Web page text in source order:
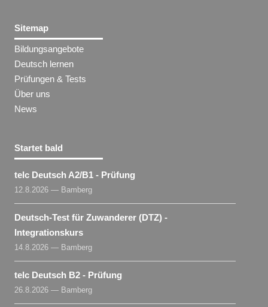
Sitemap
Bildungsangebote
Deutsch lernen
Prüfungen & Tests
Über uns
News
Startet bald
telc Deutsch A2/B1 - Prüfung
12.8.2026 — Bamberg
Deutsch-Test für Zuwanderer (DTZ) -
Integrationskurs
14.8.2026 — Bamberg
telc Deutsch B2 - Prüfung
26.8.2026 — Bamberg